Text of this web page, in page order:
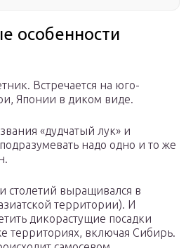
особенности
Встречается на юго-
Японии в диком виде.
«дудчатый лук» и
надо одно и то же
столетий выращивался в
территории). И
дикорастущие посадки
территориях, включая Сибирь.